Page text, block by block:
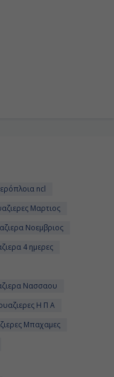
ncl
Μαρτιος
Νοεμβριος
4 ημερες
Νασσαου
Η Π Α
Μπαχαμες